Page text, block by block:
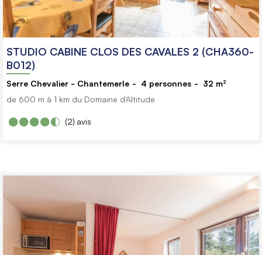
STUDIO CABINE CLOS DES CAVALES 2 (CHA360-
B012)
Serre Chevalier - Chantemerle 4 personnes 32 m²
de 600 m à 1 km du Domaine d'Altitude
avis
(2)